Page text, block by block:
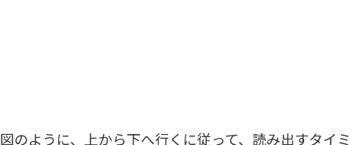
図のように、上から下へ行くに従って、読み出すタイ